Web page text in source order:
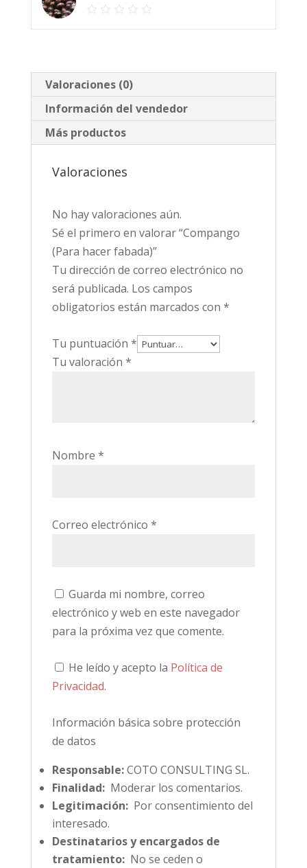
Valoraciones (0)
Información del vendedor
Más productos
Valoraciones
No hay valoraciones aún.
Sé el primero en valorar “Compango
(Para hacer fabada)”
Tu dirección de correo electrónico no
será publicada. Los campos
obligatorios están marcados con *
Tu puntuación *
Tu valoración *
Nombre *
Correo electrónico *
Guarda mi nombre, correo
electrónico y web en este navegador
para la próxima vez que comente.
He leído y acepto la Política de
Privacidad.
Información básica sobre protección
de datos
Responsable:COTO CONSULTING SL.
Finalidad:Moderar los comentarios.
Legitimación:Por consentimiento del
interesado.
Destinatarios y encargados de
tratamiento:No se ceden o